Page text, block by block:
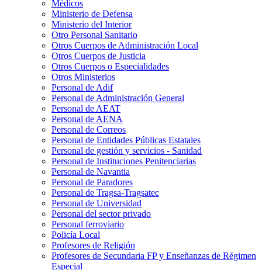
Médicos
Ministerio de Defensa
Ministerio del Interior
Otro Personal Sanitario
Otros Cuerpos de Administración Local
Otros Cuerpos de Justicia
Otros Cuerpos o Especialidades
Otros Ministerios
Personal de Adif
Personal de Administración General
Personal de AEAT
Personal de AENA
Personal de Correos
Personal de Entidades Públicas Estatales
Personal de gestión y servicios - Sanidad
Personal de Instituciones Penitenciarias
Personal de Navantia
Personal de Paradores
Personal de Tragsa-Tragsatec
Personal de Universidad
Personal del sector privado
Personal ferroviario
Policía Local
Profesores de Religión
Profesores de Secundaria FP y Enseñanzas de Régimen
Especial